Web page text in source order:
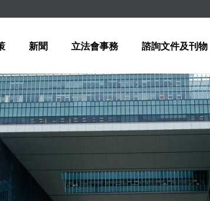
新聞 立法會事務 諮詢文件及刊物